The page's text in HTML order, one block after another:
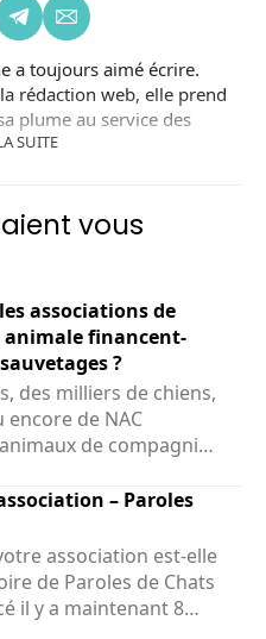
SUITE
a toujours aimé écrire.
rédaction web, elle prend
plume au service des
vous
associations de
financent-
?
des milliers de chiens,
encore de NAC
de compagnie)
– Paroles
association est-elle
il y a maintenant 8